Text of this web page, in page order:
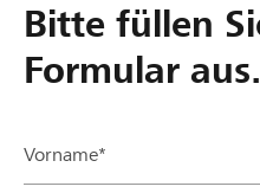
Bitte füllen
Formular aus.
Vorname*